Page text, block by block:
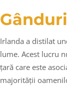
Irlanda a distilat
lume. Acest lucru
țară care este
majorității